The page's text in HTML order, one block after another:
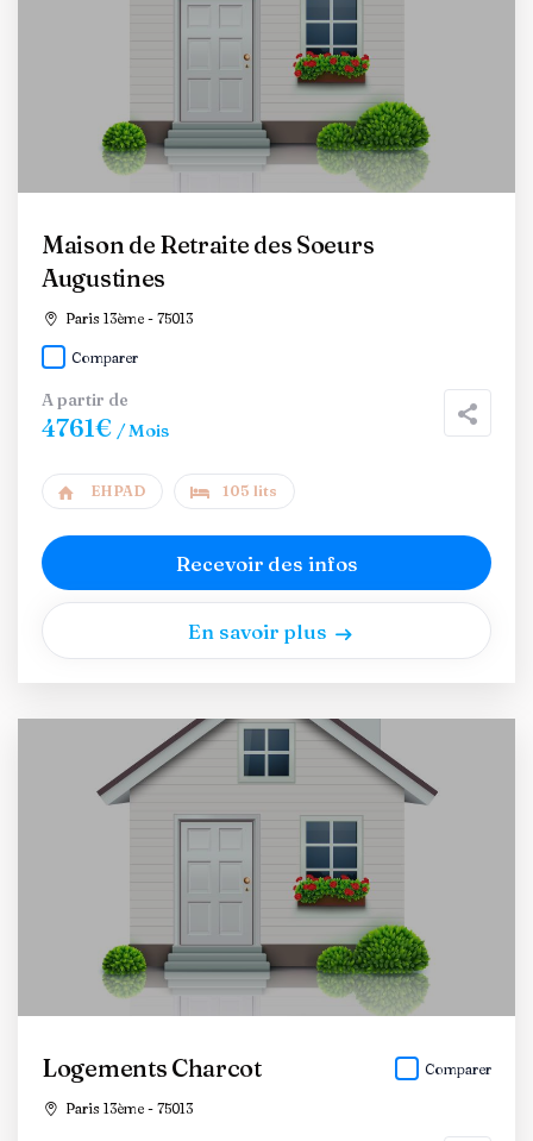
Maison de Retraite des Soeurs
Augustines
Paris 13ème - 75013
Comparer
A partir de
4761€ / Mois
EHPAD 105 lits
Recevoir des infos
En savoir plus
Logements Charcot
Paris 13ème - 75013
Comparer